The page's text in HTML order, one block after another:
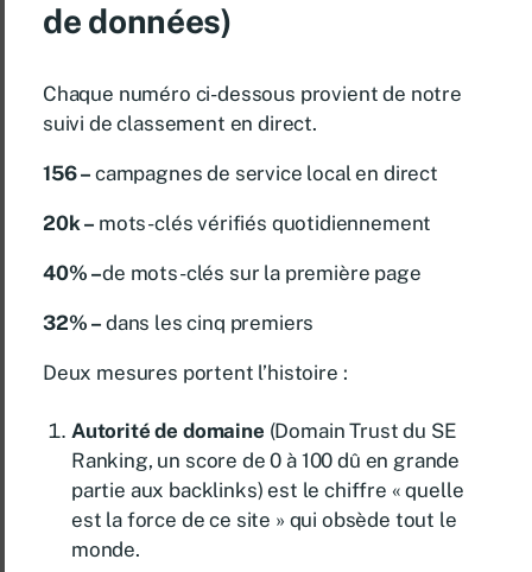
de données)
Chaque numéro ci-dessous provient de notre
suivi de classement en direct.
156 – campagnes de service local en direct
20k – mots-clés vérifiés quotidiennement
40% –de mots-clés sur la première page
32% – dans les cinq premiers
Deux mesures portent l’histoire :
Autorité de domaine (Domain Trust du SE
Ranking, un score de 0 à 100 dû en grande
partie aux backlinks) est le chiffre « quelle
est la force de ce site » qui obsède tout le
monde.